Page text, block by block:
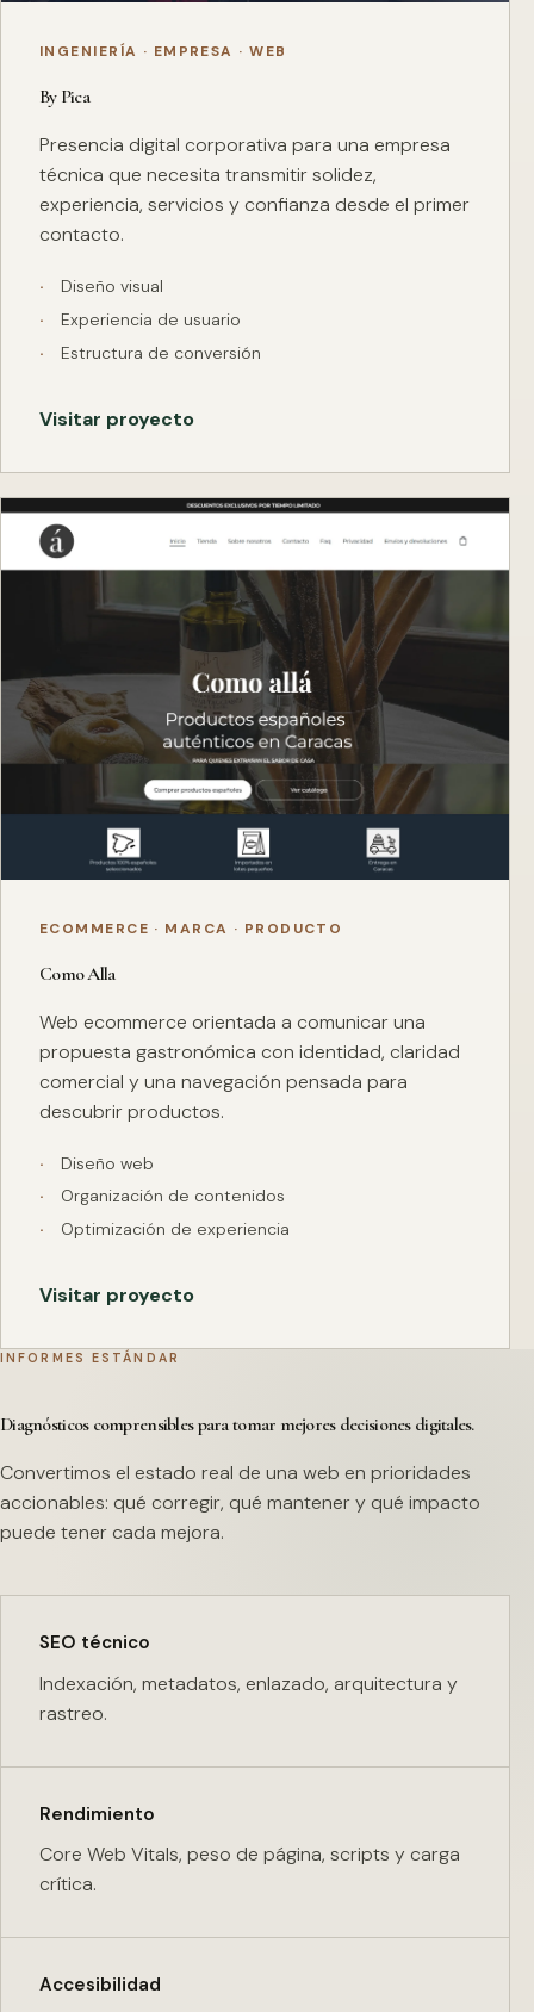
INGENIERÍA · EMPRESA · WEB
By Pica
Presencia digital corporativa para una empresa
técnica que necesita transmitir solidez,
experiencia, servicios y confianza desde el primer
contacto.
Diseño visual
Experiencia de usuario
Estructura de conversión
Visitar proyecto
ECOMMERCE · MARCA · PRODUCTO
Como Alla
Web ecommerce orientada a comunicar una
propuesta gastronómica con identidad, claridad
comercial y una navegación pensada para
descubrir productos.
Diseño web
Organización de contenidos
Optimización de experiencia
Visitar proyecto
INFORMES ESTÁNDAR
Diagnósticos comprensibles para tomar mejores decisiones digitales.
Convertimos el estado real de una web en prioridades
accionables: qué corregir, qué mantener y qué impacto
puede tener cada mejora.
SEO técnico
Indexación, metadatos, enlazado, arquitectura y
rastreo.
Rendimiento
Core Web Vitals, peso de página, scripts y carga
crítica.
Accesibilidad